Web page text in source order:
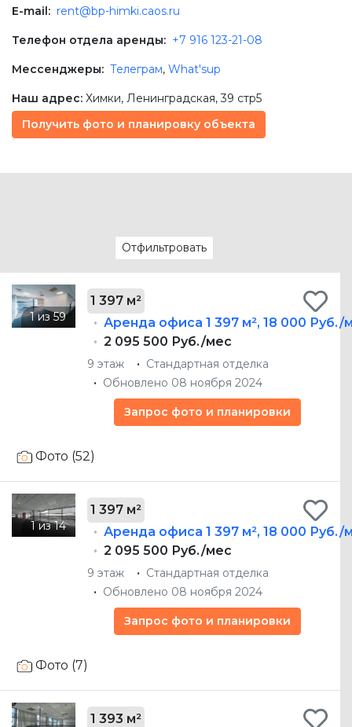
E-mail: rent@bp-himki.caos.ru
Телефон отдела аренды: +7 916 123-21-08
Мессенджеры: Телеграм, What'sup
Наш адрес: Химки, Ленинградская, 39 стр5
Получить фото и планировку объекта
Отфильтровать
1 397 м²
Аренда офиса 1 397 м², 18 000 Руб./
2 095 500 Руб./мес
9 этаж
Стандартная отделка
Обновлено 08 ноября 2024
Запрос фото и планировки
Фото (52)
1 397 м²
Аренда офиса 1 397 м², 18 000 Руб./
2 095 500 Руб./мес
9 этаж
Стандартная отделка
Обновлено 08 ноября 2024
Запрос фото и планировки
Фото (7)
1 393 м²